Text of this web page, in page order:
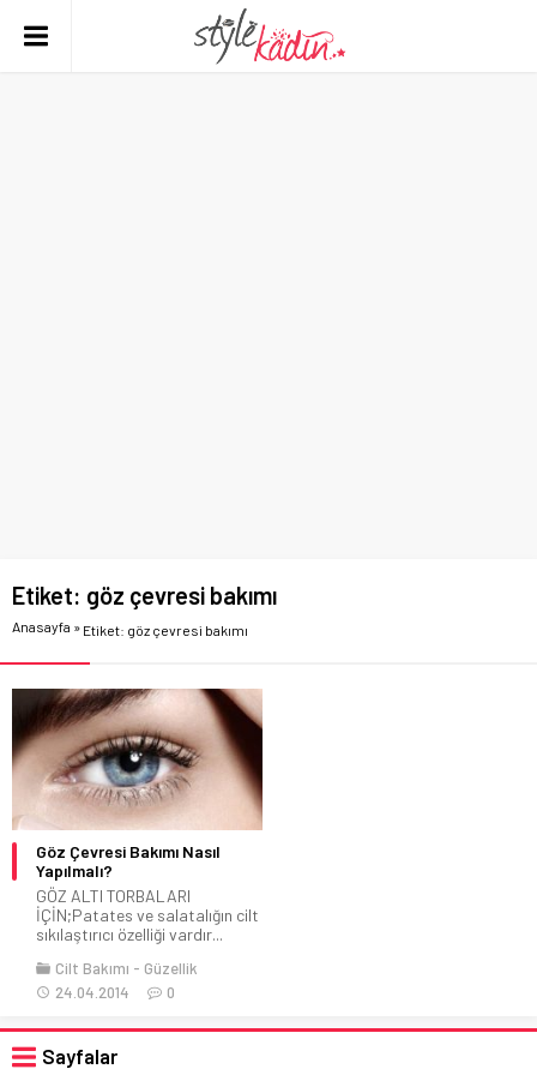
Etiket: göz çevresi bakımı
Anasayfa » Etiket: göz çevresi bakımı
Göz Çevresi Bakımı Nasıl
Yapılmalı?
GÖZ ALTI TORBALARI
İÇİN;Patates ve salatalığın cilt
sıkılaştırıcı özelliği vardır...
Cilt Bakımı
Güzellik
24.04.2014
0
Sayfalar